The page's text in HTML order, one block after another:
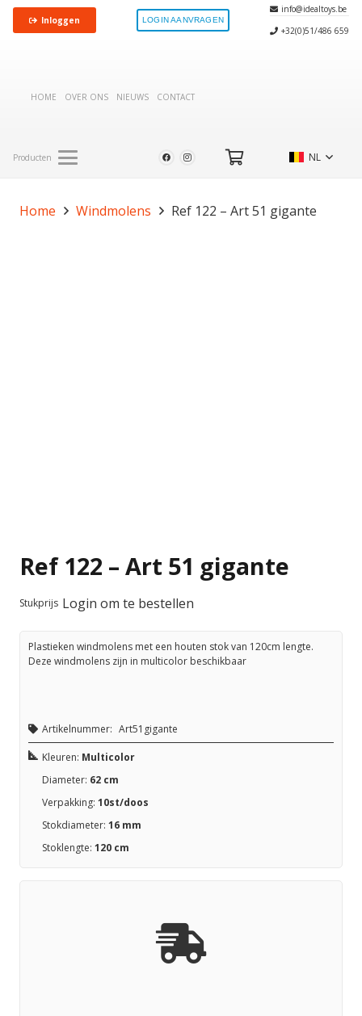
Inloggen LOGIN AANVRAGEN
info@idealtoys.be
+32(0)51/486 659
HOME OVER ONS NIEUWS CONTACT
Producten NL
Home Windmolens Ref 122 – Art 51 gigante
Ref 122 – Art 51 gigante
Stukprijs Login om te bestellen
Plastieken windmolens met een houten stok van 120cm lengte.
Deze windmolens zijn in multicolor beschikbaar
Artikelnummer: Art51gigante
Kleuren: Multicolor
Diameter: 62 cm
Verpakking: 10st/doos
Stokdiameter: 16 mm
Stoklengte: 120 cm